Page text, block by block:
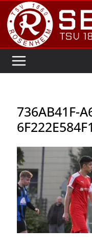
Zum
Inhalt
springen
736AB41F-